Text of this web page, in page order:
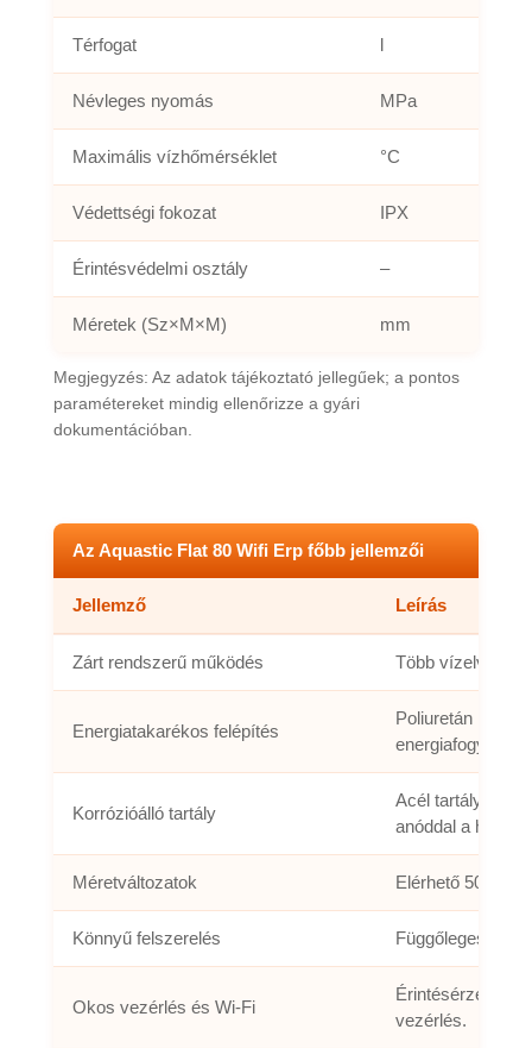
Térfogat l
Névleges nyomás MPa
Maximális vízhőmérséklet °C
Védettségi fokozat IPX
Érintésvédelmi osztály –
Méretek (Sz×M×M) mm
Megjegyzés: Az adatok tájékoztató jellegűek; a pontos
paramétereket mindig ellenőrizze a gyári
dokumentációban.
Az Aquastic Flat 80 Wifi Erp főbb jellemzői
Jellemző Leírás
Zárt rendszerű működés Több vízelvételi
Energiatakarékos felépítés
Poliuretán
Korrózióálló tartály
Acél tartály
anóddal a
Méretváltozatok Elérhető 50, 80
Könnyű felszerelés Függőleges és
Okos vezérlés és Wi-Fi
Érintésérzékelő
vezérlés.